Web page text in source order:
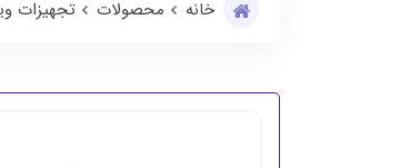
خانه محصولات تجهیزات